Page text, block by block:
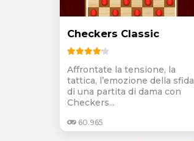
Checkers Classic
Affrontate la tensione, la
tattica, l’emozione della sfida
di una partita di dama con
Checkers...
60.965